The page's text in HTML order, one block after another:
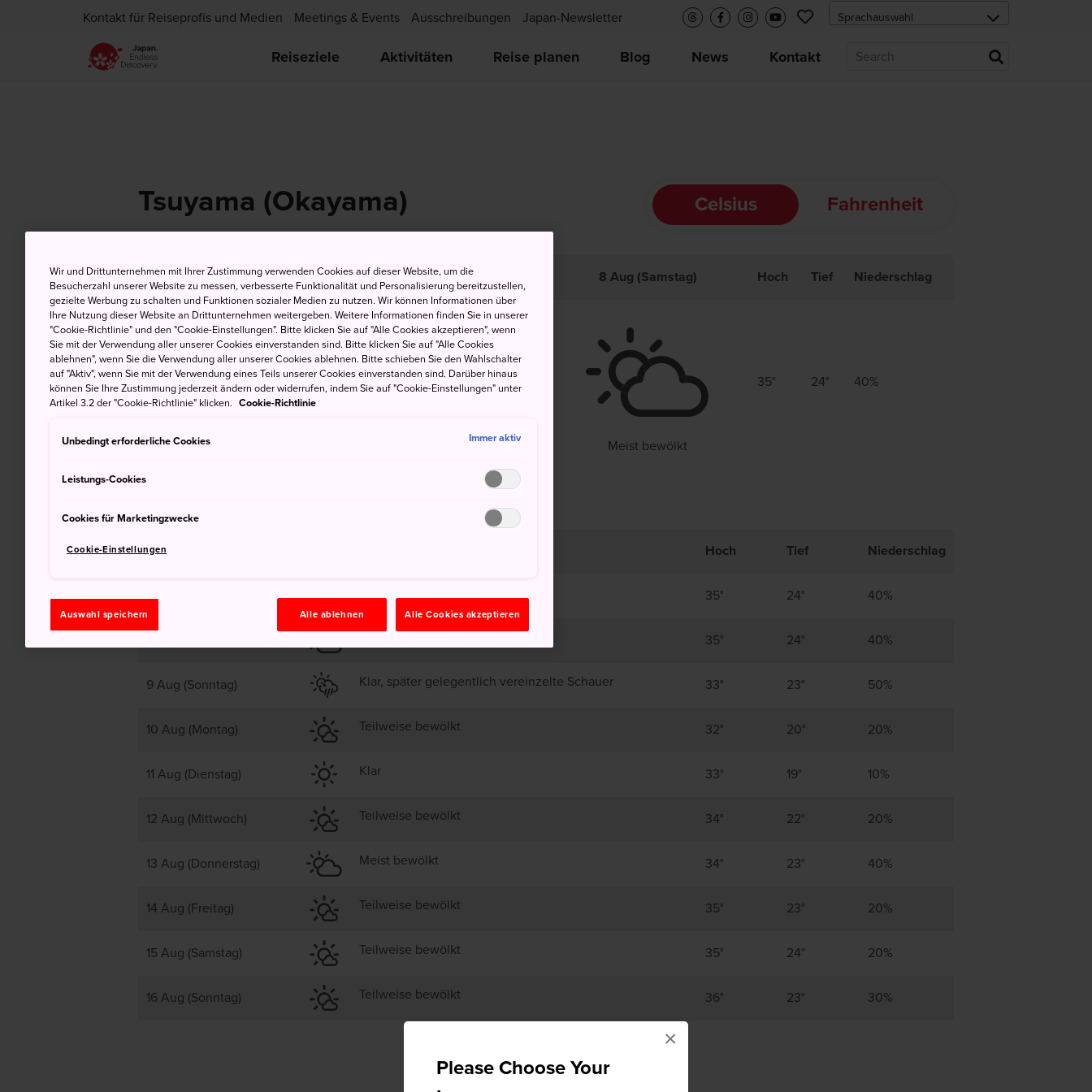
Please Choose Your
×
Kontakt für Reiseprofis und Medien Meetings & Events Ausschreibungen Japan-Newsletter
Reiseziele Aktivitäten Reise planen Blog News Kontakt
Tsuyama (Okayama) Celsius Fahrenheit
7 Aug (Freitag) Hoch Tief Niederschlag 8 Aug (Samstag) Hoch Tief Niederschlag
35° 24° 40%
Meist bewölkt
35° 24° 40%
Hoch Tief Niederschlag
7 Aug (Freitag) 35° 24° 40%
35° 24° 40%
9 Aug (Sonntag) Klar, später gelegentlich vereinzelte Schauer 33° 23° 50%
10 Aug (Montag) Teilweise bewölkt 32° 20° 20%
11 Aug (Dienstag) Klar 33° 19° 10%
12 Aug (Mittwoch) Teilweise bewölkt 34° 22° 20%
13 Aug (Donnerstag) Meist bewölkt 34° 23° 40%
14 Aug (Freitag) Teilweise bewölkt 35° 23° 20%
15 Aug (Samstag) Teilweise bewölkt 35° 24° 20%
16 Aug (Sonntag) Teilweise bewölkt 36° 23° 30%
Wir und Drittunternehmen mit Ihrer Zustimmung verwenden Cookies auf dieser Website, um die
Besucherzahl unserer Website zu messen, verbesserte Funktionalität und Personalisierung bereitzustellen,
gezielte Werbung zu schalten und Funktionen sozialer Medien zu nutzen. Wir können Informationen über
Ihre Nutzung dieser Website an Drittunternehmen weitergeben. Weitere Informationen finden Sie in unserer
"Cookie-Richtlinie" und den "Cookie-Einstellungen". Bitte klicken Sie auf "Alle Cookies akzeptieren", wenn
Sie mit der Verwendung aller unserer Cookies einverstanden sind. Bitte klicken Sie auf "Alle Cookies
ablehnen", wenn Sie die Verwendung aller unserer Cookies ablehnen. Bitte schieben Sie den Wahlschalter
auf "Aktiv", wenn Sie mit der Verwendung eines Teils unserer Cookies einverstanden sind. Darüber hinaus
können Sie Ihre Zustimmung jederzeit ändern oder widerrufen, indem Sie auf "Cookie-Einstellungen" unter
Artikel 3.2 der "Cookie-Richtlinie" klicken. Cookie-Richtlinie
Unbedingt erforderliche Cookies Immer aktiv
Leistungs-Cookies
Cookies für Marketingzwecke
Cookie-Einstellungen
Auswahl speichern Alle ablehnen Alle Cookies akzeptieren